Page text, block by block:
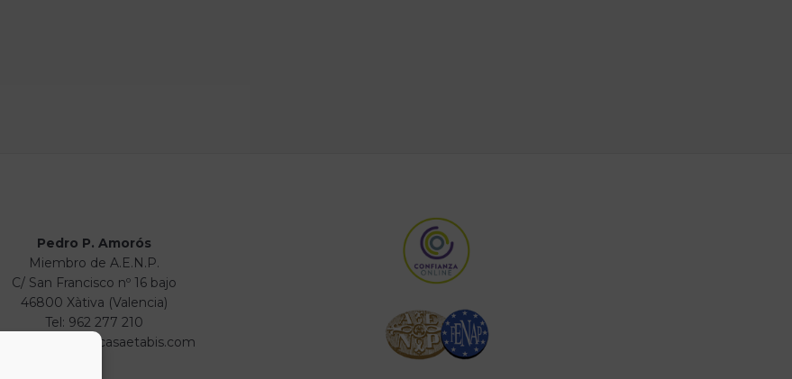
Pedro P. Amorós
Miembro de A.E.N.P.
C/ San Francisco nº 16 bajo
46800 Xàtiva (Valencia)
Tel: 962 277 210
info@numismaticasaetabis.com